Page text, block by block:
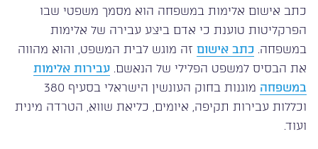
כתב אישום אלימות במשפחה הוא מסמך משפטי שבו
הפרקליטות טוענת כי אדם ביצע עבירה של אלימות
במשפחה. כתב אישום זה מוגש לבית המשפט, והוא מהווה
את הבסיס למשפט הפלילי של הנאשם. עבירות אלימות
במשפחה
מוגנות בחוק העונשין הישראלי בסעיף 380
וכללות עבירות תקיפה, איומים, כליאת שווא, הטרדה מינית
ועוד.